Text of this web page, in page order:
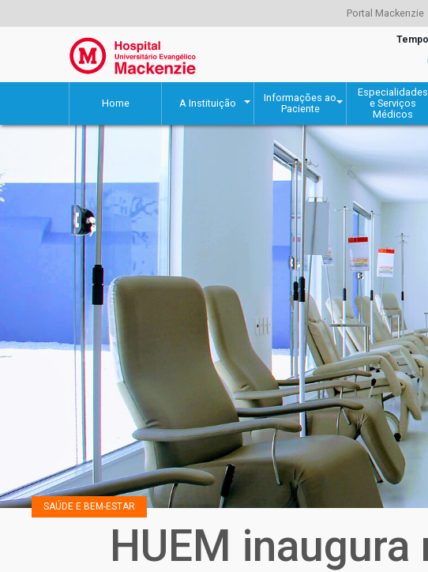
Portal Mackenzie
Home A Instituição
Informações ao
Paciente
Especialidades
e Serviços
Médicos
SAÚDE E BEM-ESTAR
HUEM